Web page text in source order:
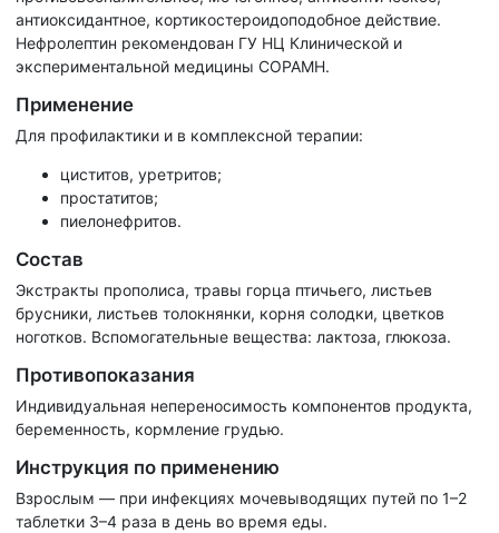
антиоксидантное, кортикостероидоподобное действие.
Нефролептин рекомендован ГУ НЦ Клинической и
экспериментальной медицины СОРАМН.
Применение
Для профилактики и в комплексной терапии:
циститов, уретритов;
простатитов;
пиелонефритов.
Состав
Экстракты прополиса, травы горца птичьего, листьев
брусники, листьев толокнянки, корня солодки, цветков
ноготков. Вспомогательные вещества: лактоза, глюкоза.
Противопоказания
Индивидуальная непереносимость компонентов продукта,
беременность, кормление грудью.
Инструкция по применению
Взрослым — при инфекциях мочевыводящих путей по 1–2
таблетки 3–4 раза в день во время еды.